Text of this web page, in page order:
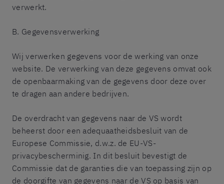
verwerkt.
B. Gegevensverwerking
Wij verwerken gegevens voor de werking van onze
website. De verwerking van deze gegevens omvat ook
de openbaarmaking van de gegevens door deze over
te dragen aan andere bedrijven.
De overdracht van gegevens naar de VS wordt
beheerst door een adequaatheidsbesluit van de
Europese Commissie, d.w.z. de EU-VS-
privacybescherminig. In dit besluit bevestigt de
Commissie dat de garanties die van toepassing zijn op
de doorgifte van gegevens naar de VS op basis van